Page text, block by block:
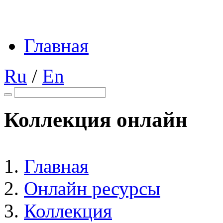
Главная
Ru / En
Коллекция онлайн
Главная
Онлайн ресурсы
Коллекция